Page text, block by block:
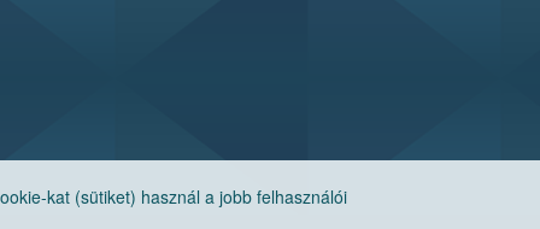
kat (sütiket) használ a jobb felhasználói